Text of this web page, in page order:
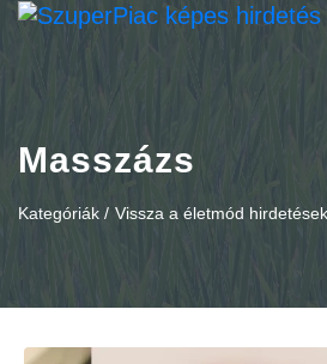
Masszázs
Kategóriák / Vissza a életmód